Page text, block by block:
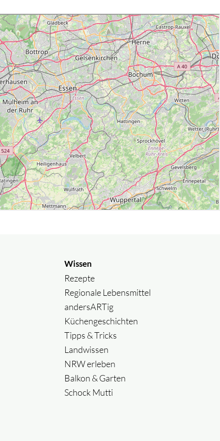
Wissen
Rezepte
Regionale Lebensmittel
andersARTig
Küchengeschichten
Tipps & Tricks
Landwissen
NRW erleben
Balkon & Garten
Schock Mutti